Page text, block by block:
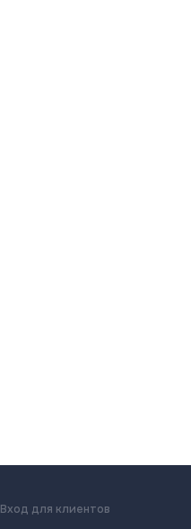
Вход для клиентов